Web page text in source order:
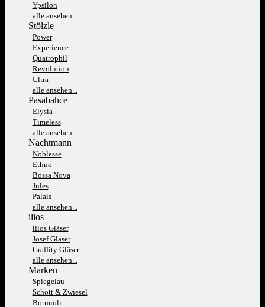
Ypsilon
alle ansehen...
Stölzle
Power
Experience
Quatrophil
Revolution
Ultra
alle ansehen...
Pasabahce
Elysia
Timeless
alle ansehen...
Nachtmann
Noblesse
Ethno
Bossa Nova
Jules
Palais
alle ansehen...
ilios
ilios Gläser
Josef Gläser
Graffity Gläser
alle ansehen...
Marken
Spiegelau
Schott & Zwiesel
Bormioli